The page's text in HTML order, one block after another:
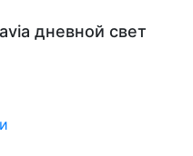
дневной свет